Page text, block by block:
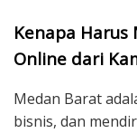
Kenapa Harus
Online dari
Medan Barat
bisnis, dan